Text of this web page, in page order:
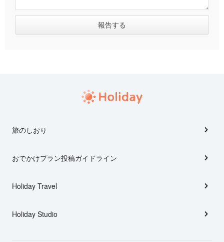
旅のしおり
おでかけプラン投稿ガイドライン
Holiday Travel
Holiday Studio